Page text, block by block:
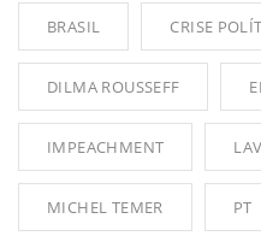
BRASIL CRISE
DILMA ROUSSEFF
IMPEACHMENT
MICHEL TEMER PT